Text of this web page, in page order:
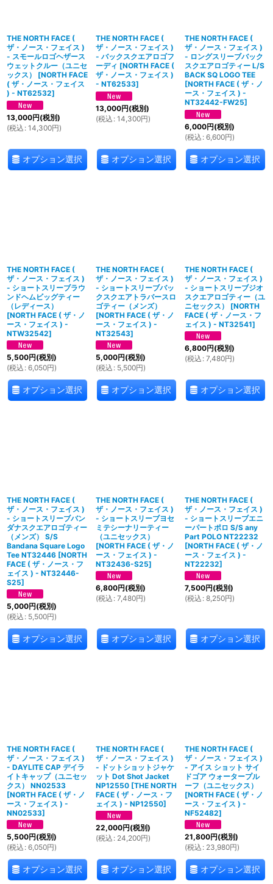
THE NORTH FACE (
ザ・ノース・フェイス )
- スモールロゴヘザース
ウェットクルー（ユニセ
ックス）
[NORTH FACE
( ザ・ノース・フェイス
) - NT62532]
13,000円(税別)
(税込 : 14,300円)
オプション選択
THE NORTH FACE (
ザ・ノース・フェイス )
- バックスクエアロゴフ
ーディ [NORTH FACE (
ザ・ノース・フェイス )
- NT62533]
13,000円(税別)
(税込 : 14,300円)
オプション選択
THE NORTH FACE (
ザ・ノース・フェイス )
- ロングスリーブバック
スクエアロゴティー L/S
BACK SQ LOGO TEE
[NORTH FACE ( ザ・ノ
ース・フェイス ) -
NT32442-FW25]
6,000円(税別)
(税込 : 6,600円)
オプション選択
THE NORTH FACE (
ザ・ノース・フェイス )
- ショートスリーブラウ
ンドヘムビッグティー
（レディース）
[NORTH FACE ( ザ・ノ
ース・フェイス ) -
NTW32542]
5,500円(税別)
(税込 : 6,050円)
オプション選択
THE NORTH FACE (
ザ・ノース・フェイス )
- ショートスリーブバッ
クスクエアトラバースロ
ゴティー（メンズ）
[NORTH FACE ( ザ・ノ
ース・フェイス ) -
NT32543]
5,000円(税別)
(税込 : 5,500円)
オプション選択
THE NORTH FACE (
ザ・ノース・フェイス )
- ショートスリーブジオ
スクエアロゴティー（ユ
ニセックス）
[NORTH
FACE ( ザ・ノース・フ
ェイス ) - NT32541]
6,800円(税別)
(税込 : 7,480円)
オプション選択
THE NORTH FACE (
ザ・ノース・フェイス )
- ショートスリーブバン
ダナスクエアロゴティー
（メンズ） S/S
Bandana Square Logo
Tee NT32446 [NORTH
FACE ( ザ・ノース・フ
ェイス ) - NT32446-
S25]
5,000円(税別)
(税込 : 5,500円)
オプション選択
THE NORTH FACE (
ザ・ノース・フェイス )
- ショートスリーブヨセ
ミテシーナリーティー
（ユニセックス）
[NORTH FACE ( ザ・ノ
ース・フェイス ) -
NT32436-S25]
6,800円(税別)
(税込 : 7,480円)
オプション選択
THE NORTH FACE (
ザ・ノース・フェイス )
- ショートスリーブエニ
ーパートポロ S/S any
Part POLO NT22232
[NORTH FACE ( ザ・ノ
ース・フェイス ) -
NT22232]
7,500円(税別)
(税込 : 8,250円)
オプション選択
THE NORTH FACE (
ザ・ノース・フェイス )
- DAYLITE CAP デイラ
イトキャップ（ユニセッ
クス） NN02533
[NORTH FACE ( ザ・ノ
ース・フェイス ) -
NN02533]
5,500円(税別)
(税込 : 6,050円)
オプション選択
THE NORTH FACE (
ザ・ノース・フェイス )
- ドットショットジャケ
ット Dot Shot Jacket
NP12550 [THE NORTH
FACE ( ザ・ノース・フ
ェイス ) - NP12550]
22,000円(税別)
(税込 : 24,200円)
オプション選択
THE NORTH FACE (
ザ・ノース・フェイス )
- アイス ショット サイ
ドゴア ウォータープル
ーフ（ユニセックス）
[NORTH FACE ( ザ・ノ
ース・フェイス ) -
NF52482]
21,800円(税別)
(税込 : 23,980円)
オプション選択